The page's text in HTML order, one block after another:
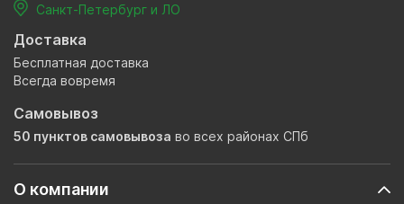
О компании
Санкт-Петербург и ЛО
Доставка
Бесплатная доставка
Всегда вовремя
Самовывоз
50 пунктов самовывоза во всех районах СПб